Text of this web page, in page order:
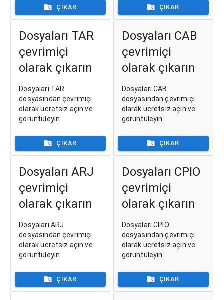
ÇIKAR ÇIKAR
Dosyaları TAR
çevrimiçi
olarak çıkarın
Dosyaları TAR
dosyasından çevrimiçi
olarak ücretsiz açın ve
görüntüleyin
ÇIKAR
Dosyaları CAB
çevrimiçi
olarak çıkarın
Dosyaları CAB
dosyasından çevrimiçi
olarak ücretsiz açın ve
görüntüleyin
ÇIKAR
Dosyaları ARJ
çevrimiçi
olarak çıkarın
Dosyaları ARJ
dosyasından çevrimiçi
olarak ücretsiz açın ve
görüntüleyin
ÇIKAR
Dosyaları CPIO
çevrimiçi
olarak çıkarın
Dosyaları CPIO
dosyasından çevrimiçi
olarak ücretsiz açın ve
görüntüleyin
ÇIKAR